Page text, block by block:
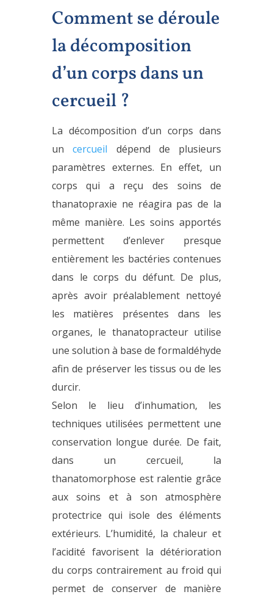
Comment se déroule
la décomposition
d’un corps dans un
cercueil ?
La décomposition d’un corps dans
uncercueil dépend de plusieurs
paramètres externes. En effet, un
corps qui a reçu des soins de
thanatopraxie ne réagira pas de la
même manière. Les soins apportés
permettent d’enlever presque
entièrement les bactéries contenues
dans le corps du défunt. De plus,
après avoir préalablement nettoyé
les matières présentes dans les
organes, le thanatopracteur utilise
une solution à base de formaldéhyde
afin de préserver les tissus ou de les
durcir.
Selon le lieu d’inhumation, les
techniques utilisées permettent une
conservation longue durée. De fait,
dans un cercueil, la
thanatomorphose est ralentie grâce
aux soins et à son atmosphère
protectrice qui isole des éléments
extérieurs. L’humidité, la chaleur et
l’acidité favorisent la détérioration
du corps contrairement au froid qui
permet de conserver de manière